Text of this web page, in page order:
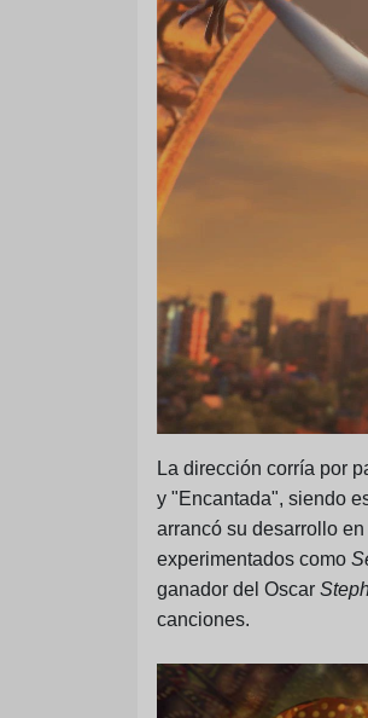
La dirección corría por
y "Encantada", siendo
arrancó su desarrollo
experimentados como
ganador del Oscar
canciones.